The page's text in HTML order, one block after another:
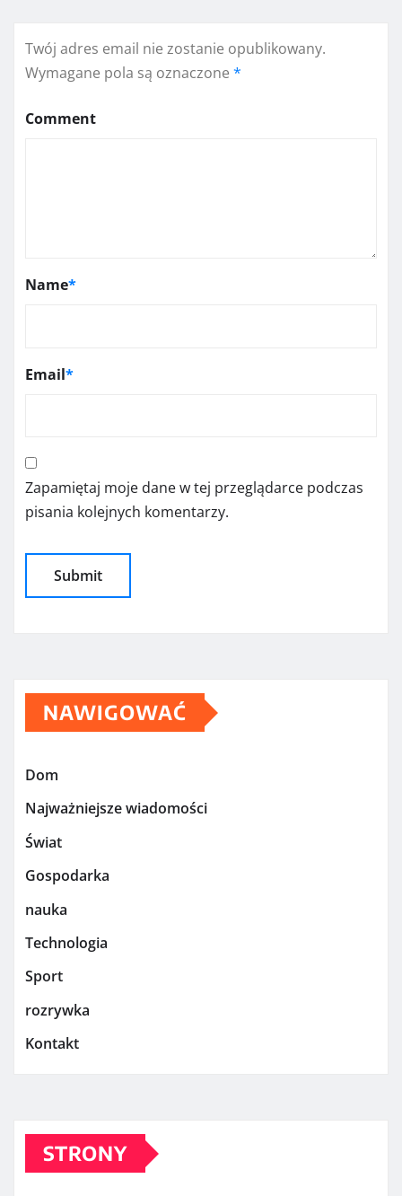
Twój adres email nie zostanie opublikowany.
Wymagane pola są oznaczone *
Comment
Name*
Email*
Zapamiętaj moje dane w tej przeglądarce podczas
pisania kolejnych komentarzy.
NAWIGOWAĆ
Dom
Najważniejsze wiadomości
Świat
Gospodarka
nauka
Technologia
Sport
rozrywka
Kontakt
STRONY